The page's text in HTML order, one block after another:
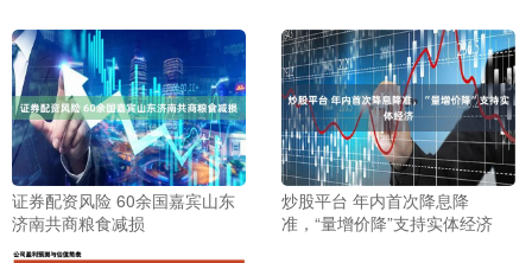
证券配资风险 60余国嘉宾山东
济南共商粮食减损
炒股平台 年内首次降息降
准，“量增价降”支持实体经济